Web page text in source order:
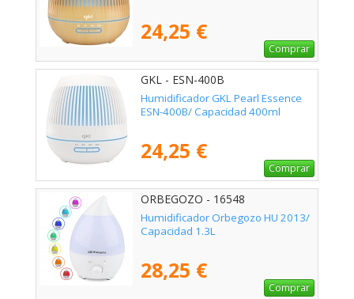
24,25 €
Comprar
GKL - ESN-400B
Humidificador GKL Pearl Essence
ESN-400B/ Capacidad 400ml
24,25 €
Comprar
ORBEGOZO - 16548
Humidificador Orbegozo HU 2013/
Capacidad 1.3L
28,25 €
Comprar